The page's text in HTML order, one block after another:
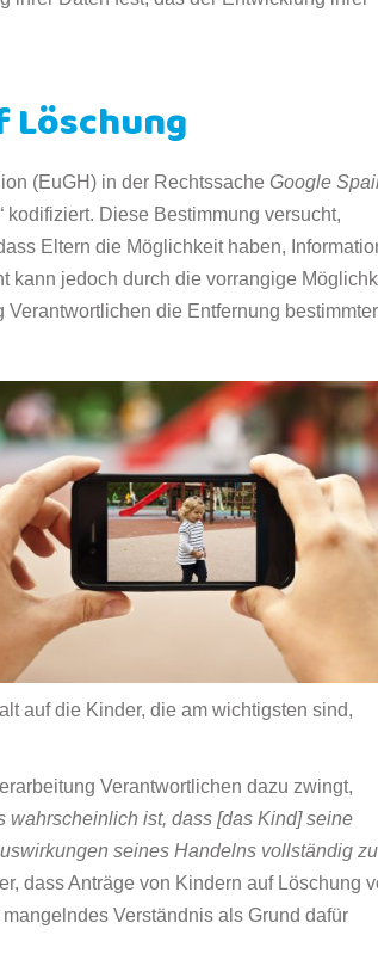
Löschung
(EuGH) in der Rechtssache Google
kodifiziert. Diese Bestimmung versucht,
Eltern die Möglichkeit haben,
kann jedoch durch die vorrangige
die Entfernung bestimmter
auf die Kinder, die am wichtigsten sind,
Verantwortlichen dazu zwingt,
wahrscheinlich ist, dass [das Kind] seine
seines Handelns vollständig zu
dass Anträge von Kindern auf Löschung
Verständnis als Grund dafür